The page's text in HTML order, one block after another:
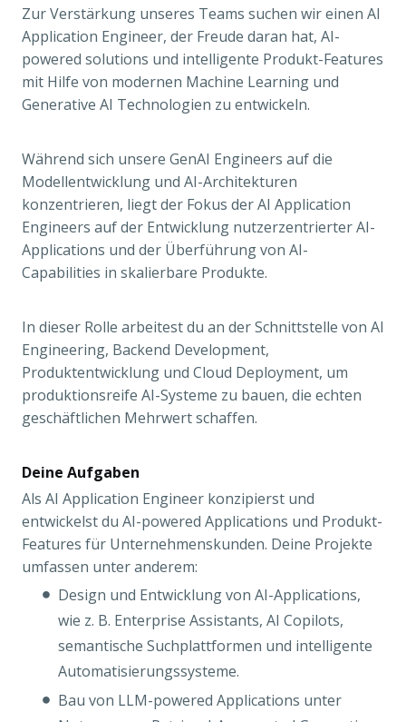
Zur Verstärkung unseres Teams suchen wir einen AI
Application Engineer, der Freude daran hat, AI-
powered solutions und intelligente Produkt-Features
mit Hilfe von modernen Machine Learning und
Generative AI Technologien zu entwickeln.
Während sich unsere GenAI Engineers auf die
Modellentwicklung und AI-Architekturen
konzentrieren, liegt der Fokus der AI Application
Engineers auf der Entwicklung nutzerzentrierter AI-
Applications und der Überführung von AI-
Capabilities in skalierbare Produkte.
In dieser Rolle arbeitest du an der Schnittstelle von AI
Engineering, Backend Development,
Produktentwicklung und Cloud Deployment, um
produktionsreife AI-Systeme zu bauen, die echten
geschäftlichen Mehrwert schaffen.
Deine Aufgaben
Als AI Application Engineer konzipierst und
entwickelst du AI-powered Applications und Produkt-
Features für Unternehmenskunden. Deine Projekte
umfassen unter anderem:
Design und Entwicklung von AI-Applications,
wie z. B. Enterprise Assistants, AI Copilots,
semantische Suchplattformen und intelligente
Automatisierungssysteme.
Bau von LLM-powered Applications unter